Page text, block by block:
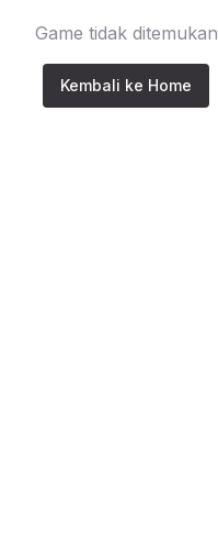
Game tidak ditemukan
Kembali ke Home